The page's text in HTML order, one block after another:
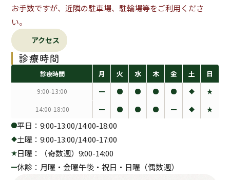
診療時間
診療時間 月 火 水 木 金 土 日
9:00-13:00
14:00-18:00
平日：9:00-13:00/14:00-18:00
土曜：9:00-13:00/14:00-17:00
日曜：（奇数週）9:00-14:00
休診：月曜・金曜午後・祝日・日曜（偶数週）
お手数ですが、近隣の駐車場、駐輪場等をご利用くださ
い。
アクセス